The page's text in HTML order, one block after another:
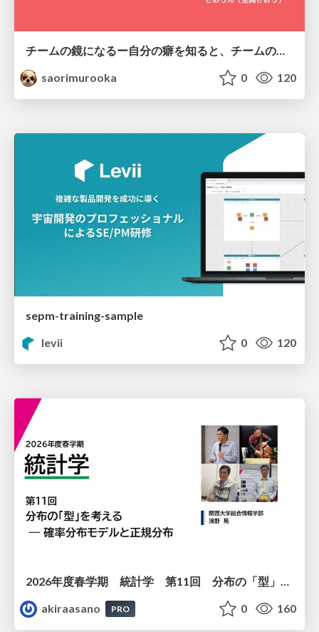
チームの鏡になるー自分の癖を知ると、チームのパターンが見えてくる@スクフェス仙台
saorimurooka
0 120
sepm-training-sample
levii
0 120
akiraasano
PRO 0 160